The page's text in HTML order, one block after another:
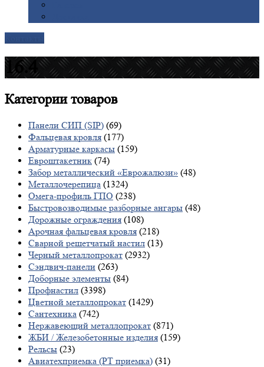
16.4
Категориитоваров
Панели СИП (SIP) (69)
Фальцевая кровля (177)
Арматурные каркасы (159)
Евроштакетник (74)
Забор металлический «Еврожалюзи» (48)
Металлочерепица (1324)
Омега-профиль ГПО (238)
Быстровозводимые разборные ангары (48)
Дорожные ограждения (108)
Арочная фальцевая кровля (218)
Сварной решетчатый настил (13)
Черный металлопрокат (2932)
Сэндвич-панели (263)
Доборные элементы (84)
Профнастил (3398)
Цветной металлопрокат (1429)
Сантехника (742)
Нержавеющий металлопрокат (871)
ЖБИ / Железобетонные изделия (159)
Рельсы (23)
Авиатехприемка (РТ приемка) (31)